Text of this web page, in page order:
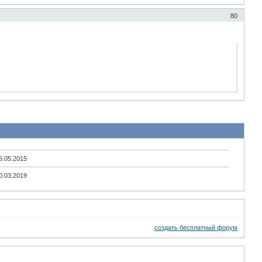
80
создать бесплатный форум